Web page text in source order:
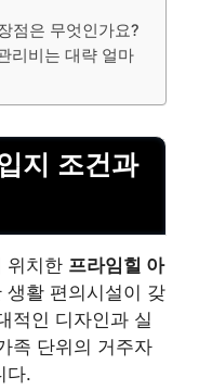
점은 무엇인가요?
리비는 대략 얼마
지 조건과
위치한 프라임힐 아
생활 편의시설이 갖
적인 디자인과 실
족 단위의 거주자
다.